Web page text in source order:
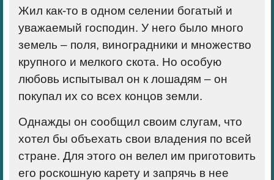
Жил как-то в одном селении богатый и
уважаемый господин. У него было много
земель – поля, виноградники и множество
крупного и мелкого скота. Но особую
любовь испытывал он к лошадям – он
покупал их со всех концов земли.
Однажды он сообщил своим слугам, что
хотел бы объехать свои владения по всей
стране. Для этого он велел им приготовить
его роскошную карету и запрячь в нее